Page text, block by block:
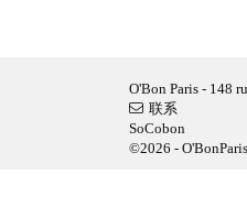
O'Bon Paris - 148
联系
SoCobon
©2026 -